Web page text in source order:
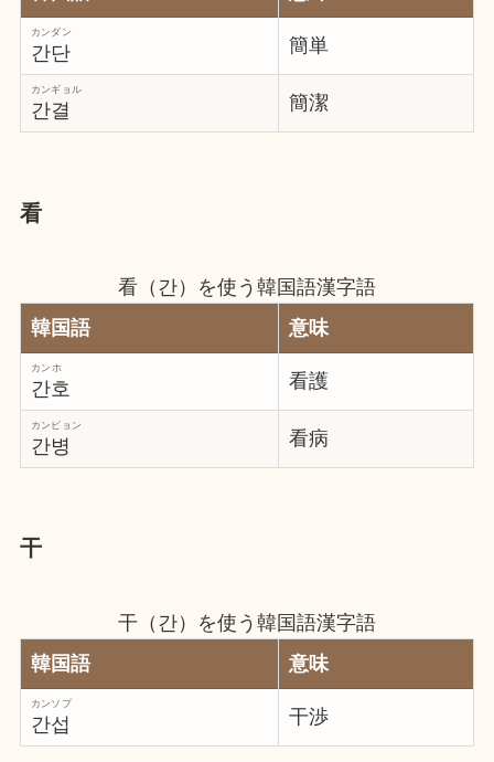
간단
カンダン
簡単
간결
カンギョル
簡潔
看
看（간）を使う韓国語漢字語
韓国語
意味
간호
カンホ
看護
간병
カンビョン
看病
干
干（간）を使う韓国語漢字語
韓国語
意味
간섭
カンソプ
干渉